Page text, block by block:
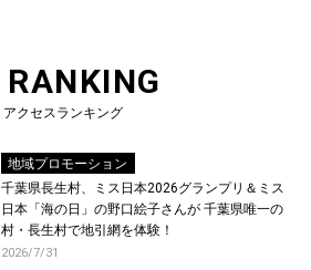
RANKING
アクセスランキング
地域プロモーション
千葉県長生村、ミス日本2026グランプリ＆ミス
日本「海の日」の野口絵子さんが 千葉県唯一の
村・長生村で地引網を体験！
2026/7/31